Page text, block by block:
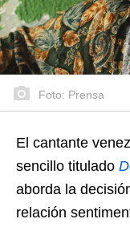
Foto: Prensa
El cantante
sencillo titulado
aborda la
relación